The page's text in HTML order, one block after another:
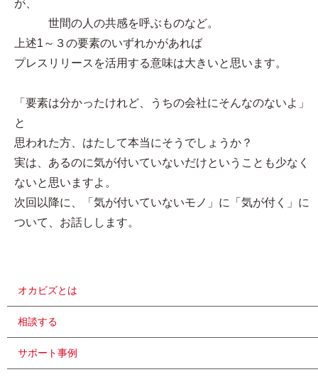
が、
世間の人の共感を呼ぶものなど。
上述1～３の要素のいずれかがあれば
プレスリリースを活用する意味は大きいと思います。
「要素は分かったけれど、うちの会社にそんなのないよ」
と
思われた方、はたして本当にそうでしょうか？
実は、あるのに気が付いていないだけということも少なく
ないと思いますよ。
次回以降に、「気が付いていないモノ」に「気が付く」に
ついて、お話しします。
オカビズとは
相談する
サポート事例